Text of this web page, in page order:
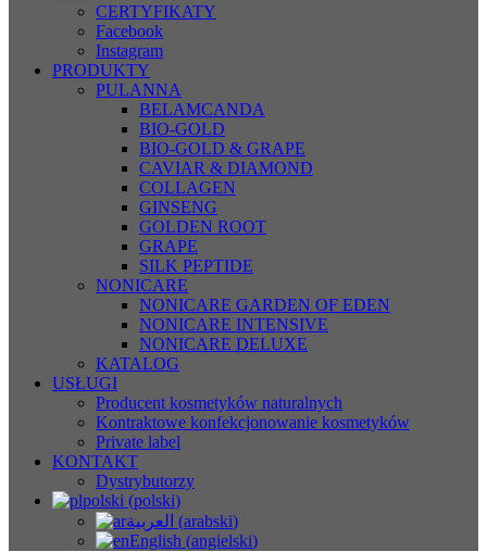
CERTYFIKATY
Facebook
Instagram
PRODUKTY
PULANNA
BELAMCANDA
BIO-GOLD
BIO-GOLD & GRAPE
CAVIAR & DIAMOND
COLLAGEN
GINSENG
GOLDEN ROOT
GRAPE
SILK PEPTIDE
NONICARE
NONICARE GARDEN OF EDEN
NONICARE INTENSIVE
NONICARE DELUXE
KATALOG
USŁUGI
Producent kosmetyków naturalnych
Kontraktowe konfekcjonowanie kosmetyków
Private label
KONTAKT
Dystrybutorzy
polski (polski)
العربية (arabski)
English (angielski)